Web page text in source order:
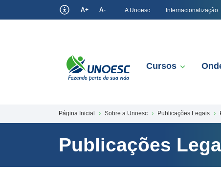
A+ A- A Unoesc Internacionalização
Cursos
Página Inicial Sobre a Unoesc Publicações Legais
Publicações